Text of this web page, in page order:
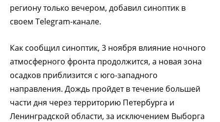
региону только вечером, добавил синоптик в
своем Telegram-канале.
Как сообщил синоптик, 3 ноября влияние ночного
атмосферного фронта продолжится, а новая зона
осадков приблизится с юго-западного
направления. Дождь пройдет в течение большей
части дня через территорию Петербурга и
Ленинградской области, за исключением Выборга